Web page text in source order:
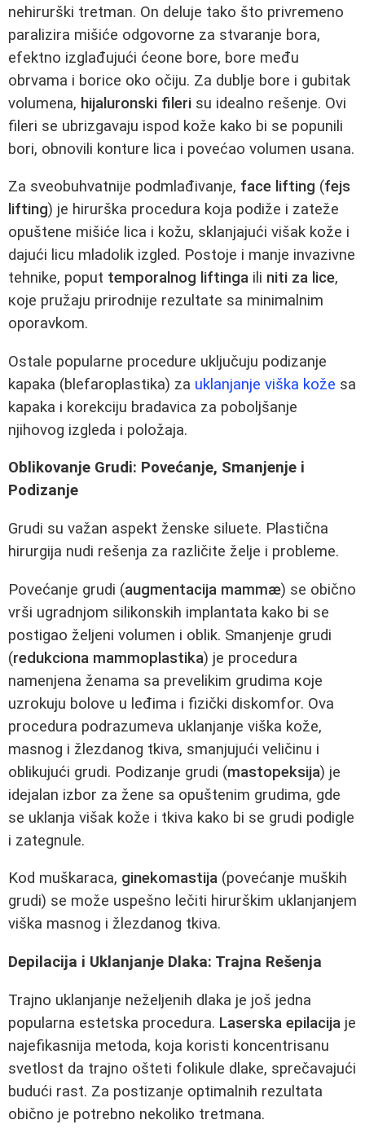
nehirurški tretman. On deluje tako što privremeno
paralizira mišiće odgovorne za stvaranje bora,
efektno izglađujući ćeone bore, bore među
obrvama i borice oko očiju. Za dublje bore i gubitak
volumena, hijaluronski fileri su idealno rešenje. Ovi
fileri se ubrizgavaju ispod kože kako bi se popunili
bori, obnovili konture lica i povećao volumen usana.
Za sveobuhvatnije podmlađivanje, face lifting (fejs
lifting) je hirurška procedura koja podiže i zateže
opuštene mišiće lica i kožu, sklanjajući višak kože i
dajući licu mladolik izgled. Postoje i manje invazivne
tehnike, poput temporalnog liftinga ili niti za lice,
које pružaju prirodnije rezultate sa minimalnim
oporavkom.
Ostale popularne procedure uključuju podizanje
kapaka (blefaroplastika) za uklanjanje viška kože sa
kapaka i korekciju bradavica za poboljšanje
njihovog izgleda i položaja.
Oblikovanje Grudi: Povećanje, Smanjenje i
Podizanje
Grudi su važan aspekt ženske siluete. Plastična
hirurgija nudi rešenja za različite želje i probleme.
Povećanje grudi (augmentacija mammæ) se obično
vrši ugradnjom silikonskih implantata kako bi se
postigao željeni volumen i oblik. Smanjenje grudi
(redukciona mammoplastika) je procedura
namenjena ženama sa prevelikim grudima које
uzrokuju bolove u leđima i fizički diskomfor. Ova
procedura podrazumeva uklanjanje viška kože,
masnog i žlezdanog tkiva, smanjujući veličinu i
oblikujući grudi. Podizanje grudi (mastopeksija) je
idejalan izbor za žene sa opuštenim grudima, gde
se uklanja višak kože i tkiva kako bi se grudi podigle
i zategnule.
Kod muškaraca, ginekomastija (povećanje muških
grudi) se može uspešno lečiti hirurškim uklanjanjem
viška masnog i žlezdanog tkiva.
Depilacija i Uklanjanje Dlaka: Trajna Rešenja
Trajno uklanjanje neželjenih dlaka je još jedna
popularna estetska procedura. Laserska epilacija je
najefikasnija metoda, koja koristi koncentrisanu
svetlost da trajno ošteti folikule dlake, sprečavajući
budući rast. Za postizanje optimalnih rezultata
obično je potrebno nekoliko tretmana.